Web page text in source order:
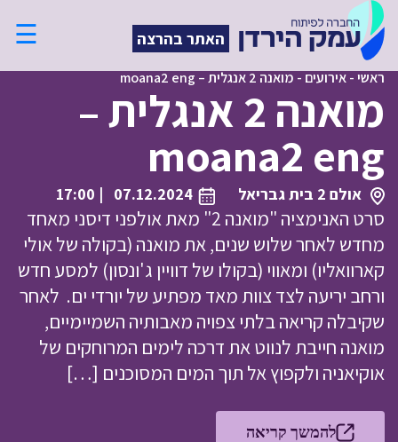
האתר בהרצה ☰
ראשי-אירועים - מואנה 2 אנגלית – moana2 eng
מואנה 2 אנגלית –
moana2 eng
אולם 2 בית גבריאל 07.12.2024
| 17:00
סרט האנימציה "מואנה 2" מאת אולפני דיסני מאחד
מחדש לאחר שלוש שנים, את מואנה (בקולה של אולי
קארוואליו) ומאווי (בקולו של דוויין ג'ונסון) למסע חדש
ורחב יריעה לצד צוות מאד מפתיע של יורדי ים. לאחר
שקיבלה קריאה בלתי צפויה מאבותיה השמיימיים,
מואנה חייבת לנווט את דרכה לימים המרוחקים של
אוקיאניה ולקפוץ אל תוך המים המסוכנים […]
להמשך קריאה